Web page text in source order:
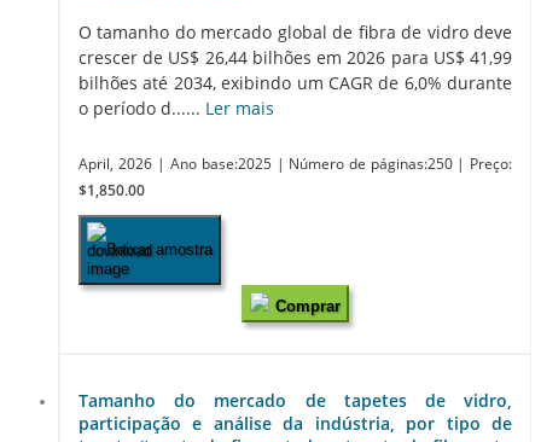
O tamanho do mercado global de fibra de vidro deve
crescer de US$ 26,44 bilhões em 2026 para US$ 41,99
bilhões até 2034, exibindo um CAGR de 6,0% durante
o período d...... Ler mais
April, 2026 | Ano base:2025 | Número de páginas:250 | Preço:
$1,850.00
Baixar amostra
Comprar
Tamanho do mercado de tapetes de vidro,
participação e análise da indústria, por tipo de